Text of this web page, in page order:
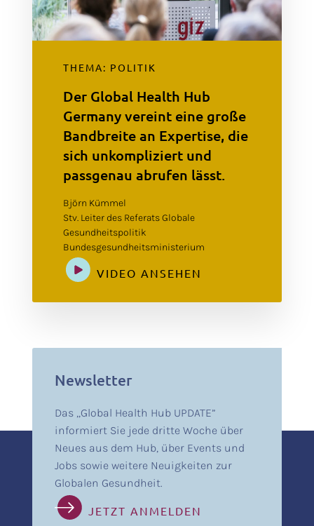
THEMA: POLITIK
Der Global Health Hub
Germany vereint eine große
Bandbreite an Expertise, die
sich unkompliziert und
passgenau abrufen lässt.
Björn Kümmel
Stv. Leiter des Referats Globale
Gesundheitspolitik
Bundesgesundheitsministerium
VIDEO ANSEHEN
Newsletter
Das „Global Health Hub UPDATE”
informiert Sie jede dritte Woche über
Neues aus dem Hub, über Events und
Jobs sowie weitere Neuigkeiten zur
Globalen Gesundheit.
JETZT ANMELDEN